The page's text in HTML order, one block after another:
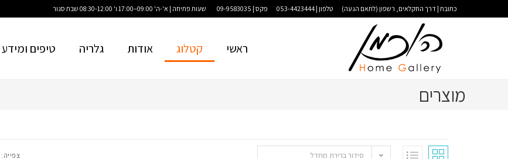
כתובת | דרך החקלאים, רשפון (לתאם הגעה) טלפון | 053-4423444 פקס | 09-9583035 שעות פתיחה | א'-ה' 09:00–17:00 ו' 08:30-12:00 שבת סגור
ראשי קטלוג אודות גלריה טיפים ומידע
מוצרים
סידור ברירת מחדל צפייה: